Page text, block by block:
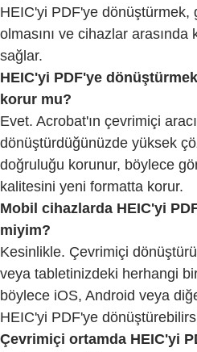
HEIC'yi PDF'ye
olmasını ve cihazlar arasında
sağlar.
HEIC'yi PDF'ye
korur mu?
Evet. Acrobat'ın çevrimiçi
dönüştürdüğünüzde yüksek
doğruluğu korunur, böylece
kalitesini yeni formatta korur.
Mobil cihazlarda HEIC'yi
miyim?
Kesinlikle. Çevrimiçi
veya tabletinizdeki herhangi bir
böylece iOS, Android veya
HEIC'yi PDF'ye
Çevrimiçi ortamda HEIC'yi